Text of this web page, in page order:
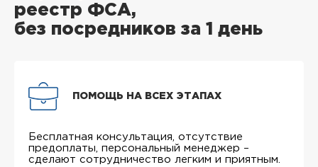
реестр ФСА,
без посредников за 1 день
ПОМОЩЬ НА ВСЕХ ЭТАПАХ
Бесплатная консультация, отсутствие
предоплаты, персональный менеджер –
сделают сотрудничество легким и приятным.